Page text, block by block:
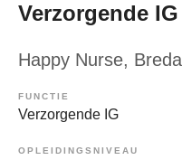
Verzorgende
Happy Nurse, Breda
FUNCTIE
Verzorgende IG
OPLEIDINGSNIVEAU